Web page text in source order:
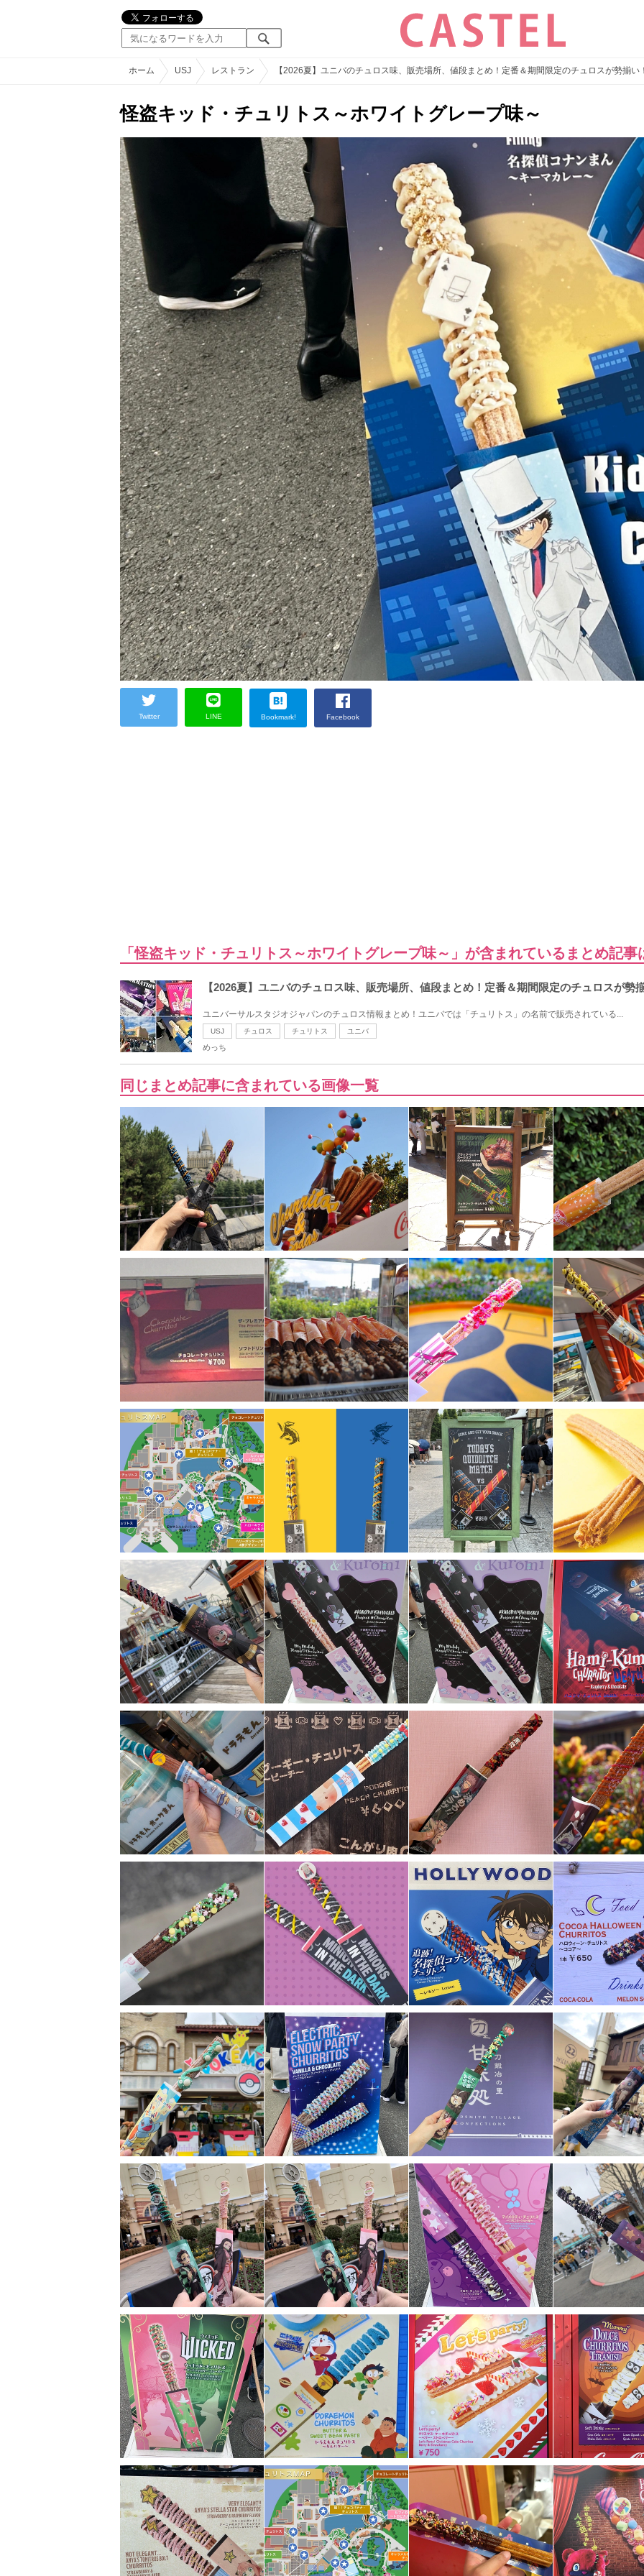
ホーム USJ レストラン 【2026夏】ユニバのチュロス味、販売場所、値段まとめ！定番＆期間限定のチュロスが勢揃い
怪盗キッド・チュリトス～ホワイトグレープ味～
Twitter LINE Bookmark! Facebook
「怪盗キッド・チュリトス～ホワイトグレープ味～」が含まれているまとめ記事
【2026夏】ユニバのチュロス味、販売場所、値段まとめ！定番＆期間限定のチュロスが勢
ユニバーサルスタジオジャパンのチュロス情報まとめ！ユニバでは「チュリトス」の名前で販売されている...
USJ チュロス チュリトス ユニバ
めっち
同じまとめ記事に含まれている画像一覧